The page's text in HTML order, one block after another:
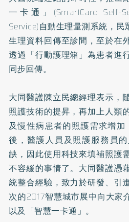
一卡通」(SmartCard Self-
Service)自動生理量測系統，
生理資料回傳至診間，至於在
透過「行動護理箱」為患者進
同步回傳。
大同醫護陳立民總經理表示，
照護技術的提昇，再加上人類
及慢性病患者的照護需求增
後，醫護人員及照護服務員
缺，因此使用科技來填補照護
不容緩的事情了。大同醫護憑
統整合經驗，致力於研發、引
次的2017智慧城市展中向大家
以及「智慧一卡通」。